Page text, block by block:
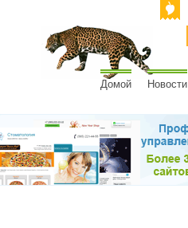
Домой Новости